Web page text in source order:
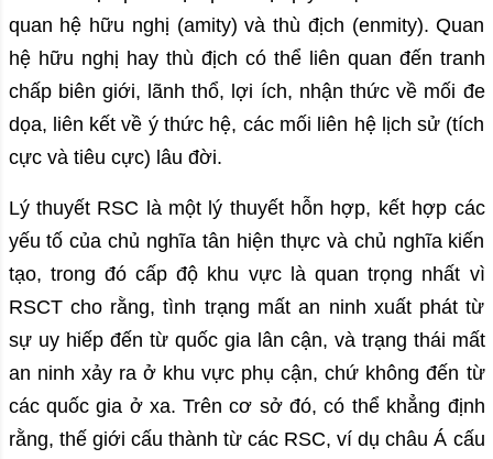
quan hệ hữu nghị (amity) và thù địch (enmity). Quan
hệ hữu nghị hay thù địch có thể liên quan đến tranh
chấp biên giới, lãnh thổ, lợi ích, nhận thức về mối đe
dọa, liên kết về ý thức hệ, các mối liên hệ lịch sử (tích
cực và tiêu cực) lâu đời.
Lý thuyết RSC là một lý thuyết hỗn hợp, kết hợp các
yếu tố của chủ nghĩa tân hiện thực và chủ nghĩa kiến
tạo, trong đó cấp độ khu vực là quan trọng nhất vì
RSCT cho rằng, tình trạng mất an ninh xuất phát từ
sự uy hiếp đến từ quốc gia lân cận, và trạng thái mất
an ninh xảy ra ở khu vực phụ cận, chứ không đến từ
các quốc gia ở xa. Trên cơ sở đó, có thể khẳng định
rằng, thế giới cấu thành từ các RSC, ví dụ châu Á cấu